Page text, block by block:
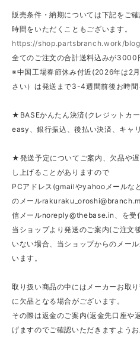
販売条件・納期については下記をご
時間をいただくこともございます。
https://shop.partsbranch.work/
全てのご注文の合計送料込みが3000
※中国工場春節休み付近(2026年は2
さい）は発送まで3-4週間前後お時間
★BASEかんたん決済(クレジットカ
easy、銀行振込、後払い決済、キャ
★発送予定についてご案内、欠品や
し上げることがありますので
PCアドレス(gmailやyahooメールな
のメール
信メールnoreply@thebase.in
、を
当ショップより発送のご案内(ご注文
いない場合、当ショップからのメー
います。
取り扱い商品の中にはメーカーお取
に欠品となる場合がございます。
その際は返金のご案内(返金先口座や
げますのでご確認いただきますようお